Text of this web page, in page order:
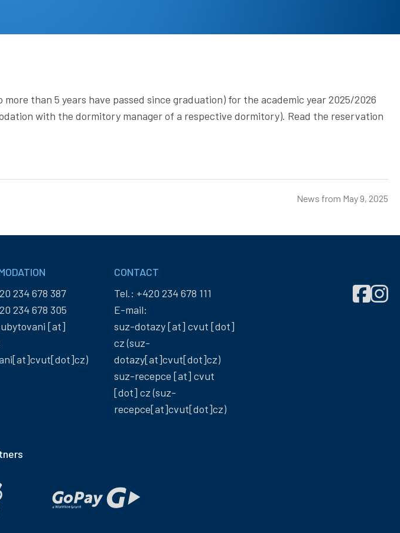
than 5 years have passed since graduation) for the academic year 2025/2026
with the dormitory manager of a respective dormitory). Read the reservation
News from May 9, 2025
234 678 387
234 678 305
ubytovani [at]
CONTACT
Tel.: +420 234 678 111
E-mail:
suz-dotazy[at] cvut [dot]
cz(suz-
dotazy[at]cvut[dot]cz)
suz-recepce [at] cvut
[dot] cz(suz-
recepce[at]cvut[dot]cz)
Správa